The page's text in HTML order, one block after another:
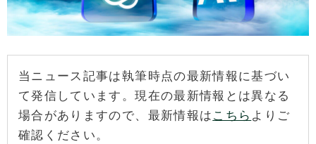
当ニュース記事は執筆時点の最新情報に基づい
て発信しています。現在の最新情報とは異なる
場合がありますので、最新情報はこちら よりご
確認ください。